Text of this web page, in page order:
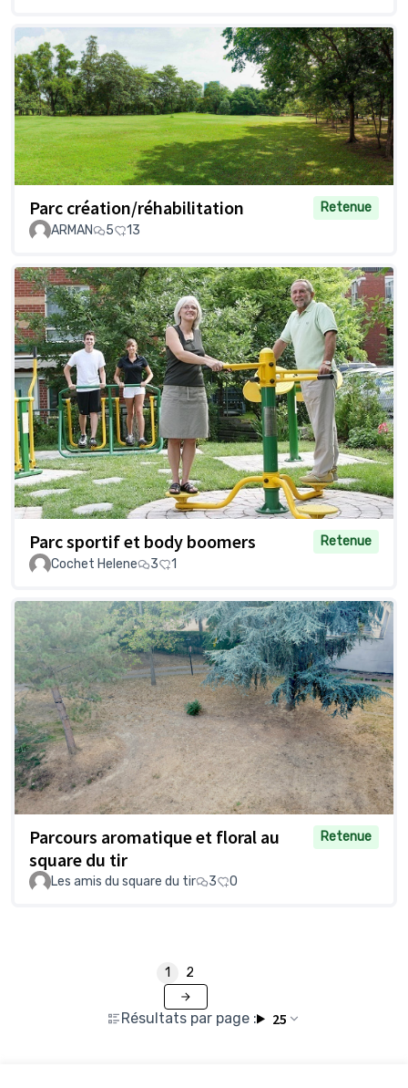
Parc création/réhabilitation
Retenue
ARMAN
5 13
Parc sportif et body boomers
Retenue
Cochet Helene
3 1
Parcours aromatique et floral au
square du tir
Retenue
Les amis du square du tir 3 0
Résultats par page : 25
1 2